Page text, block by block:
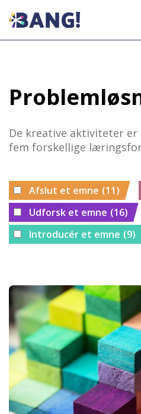
AKTIVITETER
LÆRINGS MODEL
HVEM VI ER
DA HR EN
De kreative aktiviteter
fem forskellige
Afslut et emne (11)
Udforsk et emne (16)
Introducér et emne (9)